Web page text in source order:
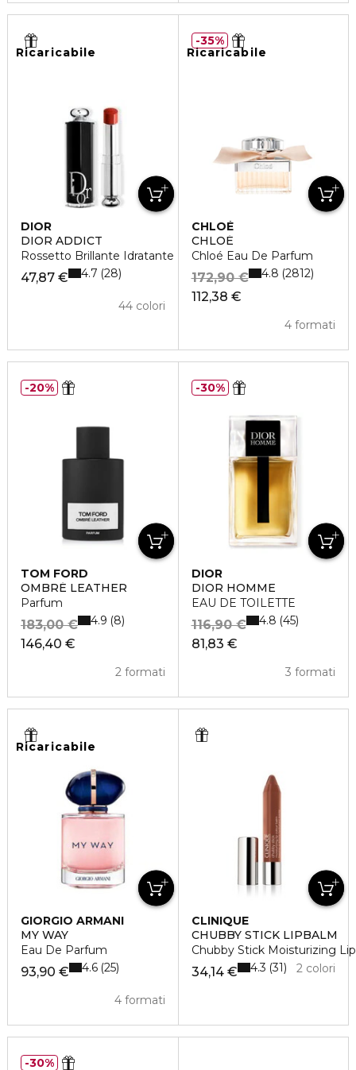
Ricaricabile
DIOR
DIOR ADDICT
Rossetto Brillante Idratante
47,87 €
44 colori
4.7 28
Ricaricabile
CHLOÉ
CHLOÉ
Chloé Eau De Parfum
112,38 €
172,90 €
4 formati
4.8 2812
35%
TOM FORD
OMBRÉ LEATHER
Parfum
146,40 €
183,00 €
2 formati
4.9 8
20%
DIOR
DIOR HOMME
EAU DE TOILETTE
81,83 €
116,90 €
3 formati
4.8 45
30%
Ricaricabile
GIORGIO ARMANI
MY WAY
Eau De Parfum
93,90 €
4 formati
4.6 25
CLINIQUE
CHUBBY STICK LIPBALM
Chubby Stick Moisturizing
34,14 € 2 colori
4.3 31
30%